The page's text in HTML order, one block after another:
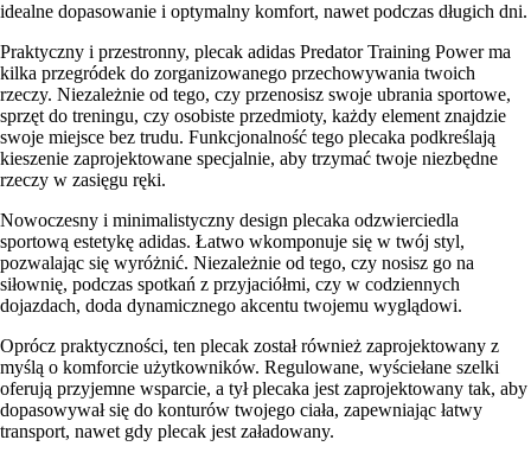
idealne dopasowanie i optymalny komfort, nawet podczas długich dni.
Praktyczny i przestronny, plecak adidas Predator Training Power ma
kilka przegródek do zorganizowanego przechowywania twoich
rzeczy. Niezależnie od tego, czy przenosisz swoje ubrania sportowe,
sprzęt do treningu, czy osobiste przedmioty, każdy element znajdzie
swoje miejsce bez trudu. Funkcjonalność tego plecaka podkreślają
kieszenie zaprojektowane specjalnie, aby trzymać twoje niezbędne
rzeczy w zasięgu ręki.
Nowoczesny i minimalistyczny design plecaka odzwierciedla
sportową estetykę adidas. Łatwo wkomponuje się w twój styl,
pozwalając się wyróżnić. Niezależnie od tego, czy nosisz go na
siłownię, podczas spotkań z przyjaciółmi, czy w codziennych
dojazdach, doda dynamicznego akcentu twojemu wyglądowi.
Oprócz praktyczności, ten plecak został również zaprojektowany z
myślą o komforcie użytkowników. Regulowane, wyściełane szelki
oferują przyjemne wsparcie, a tył plecaka jest zaprojektowany tak, aby
dopasowywał się do konturów twojego ciała, zapewniając łatwy
transport, nawet gdy plecak jest załadowany.